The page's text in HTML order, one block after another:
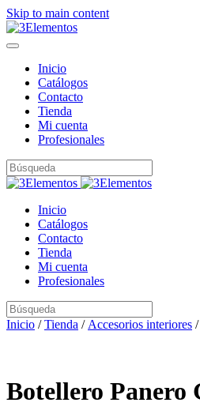
Skip to main content
Inicio
Catálogos
Contacto
Tienda
Mi cuenta
Profesionales
Inicio
Catálogos
Contacto
Tienda
Mi cuenta
Profesionales
Inicio /Tienda / Accesorios interiores
Botellero Panero